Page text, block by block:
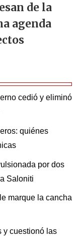
de la
agenda
cedió y eliminó
quiénes
por dos
Saloniti
marque la cancha
y cuestionó las